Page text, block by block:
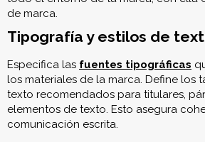
de marca.
Tipografía y estilos de
Especifica las fuentes tipográficas
los materiales de la marca. Define los
texto recomendados para titulares,
elementos de texto. Esto asegura
comunicación escrita.